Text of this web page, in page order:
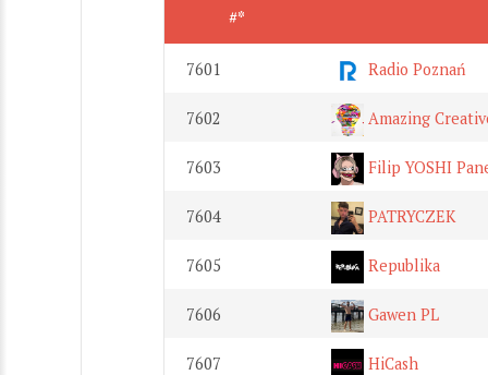
#*
7601 Radio Poznań
7602 Amazing
7603 Filip YOSHI
7604 PATRYCZEK
7605 Republika
7606 Gawen PL
7607 HiCash